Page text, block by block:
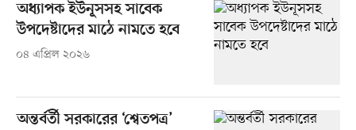
অধ্যাপক ইউনূসসহ সাবেক
উপদেষ্টাদের মাঠে নামতে হবে
০৪ এপ্রিল ২০২৬
অন্তর্বর্তী সরকারের ‘শ্বেতপত্র’